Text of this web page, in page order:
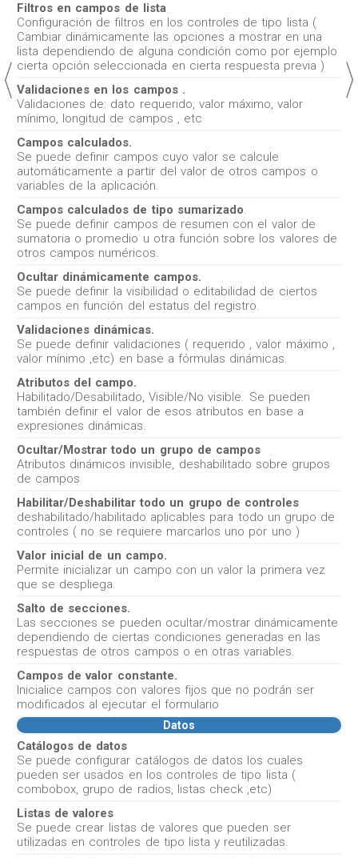
Filtros en campos de lista
Configuración de filtros en los controles de tipo lista (
Cambiar dinámicamente las opciones a mostrar en una
lista dependiendo de alguna condición como por ejemplo
cierta opción seleccionada en cierta respuesta previa )
Validaciones en los campos .
Validaciones de: dato requerido, valor máximo, valor
mínimo, longitud de campos , etc
Campos calculados.
Se puede definir campos cuyo valor se calcule
automáticamente a partir del valor de otros campos o
variables de la aplicación.
Campos calculados de tipo sumarizado.
Se puede definir campos de resumen con el valor de
sumatoria o promedio u otra función sobre los valores de
otros campos numéricos.
Ocultar dinámicamente campos.
Se puede definir la visibilidad o editabilidad de ciertos
campos en función del estatus del registro.
Validaciones dinámicas.
Se puede definir validaciones ( requerido , valor máximo ,
valor mínimo ,etc) en base a fórmulas dinámicas.
Atributos del campo.
Habilitado/Desabilitado, Visible/No visible. Se pueden
también definir el valor de esos atributos en base a
expresiones dinámicas.
Ocultar/Mostrar todo un grupo de campos
Atributos dinámicos invisible, deshabilitado sobre grupos
de campos
Habilitar/Deshabilitar todo un grupo de controles
deshabilitado/habilitado aplicables para todo un grupo de
controles ( no se requiere marcarlos uno por uno )
Valor inicial de un campo.
Permite inicializar un campo con un valor la primera vez
que se despliega.
Salto de secciones.
Las secciones se pueden ocultar/mostrar dinámicamente
dependiendo de ciertas condiciones generadas en las
respuestas de otros campos o en otras variables.
Campos de valor constante.
Inicialice campos con valores fijos que no podrán ser
modificados al ejecutar el formulario
Datos
Catálogos de datos
Se puede configurar catálogos de datos los cuales
pueden ser usados en los controles de tipo lista (
combobox, grupo de radios, listas check ,etc)
Listas de valores
Se puede crear listas de valores que pueden ser
utilizadas en controles de tipo lista y reutilizadas.